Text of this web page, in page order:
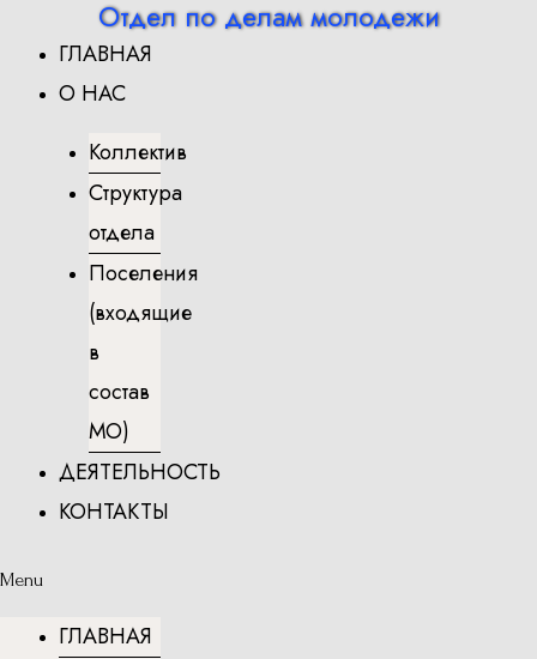
содержимому
Отдел по делам молодежи
ГЛАВНАЯ
О НАС
Коллектив
Структура
отдела
Поселения
(входящие
в
состав
МО)
ДЕЯТЕЛЬНОСТЬ
КОНТАКТЫ
Menu
ГЛАВНАЯ